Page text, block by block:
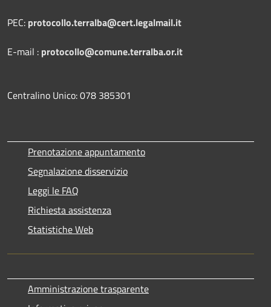
PEC: protocollo.terralba@cert.legalmail.it
E-mail : protocollo@comune.terralba.or.it
Centralino Unico: 078 385301
Prenotazione appuntamento
Segnalazione disservizio
Leggi le FAQ
Richiesta assistenza
Statistiche Web
Amministrazione trasparente